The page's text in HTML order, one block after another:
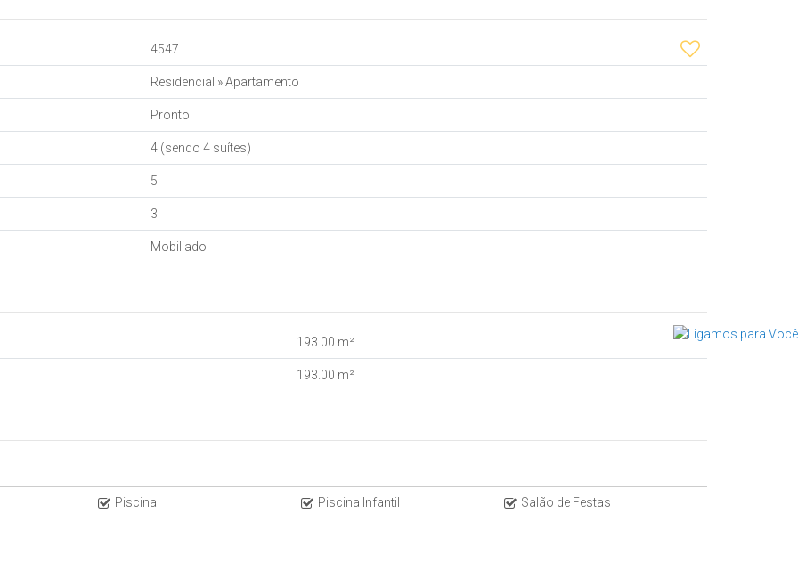
4547
Residencial »Apartamento
Pronto
4 (sendo 4 suítes)
5
3
Mobiliado
193 .00 m²
193 .00 m²
Piscina Piscina Infantil
Salão de Festas